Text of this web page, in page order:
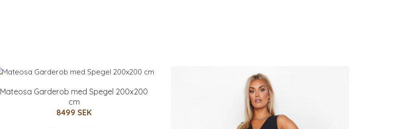
Mateosa Garderob med Spegel 200x200
cm
8499 SEK